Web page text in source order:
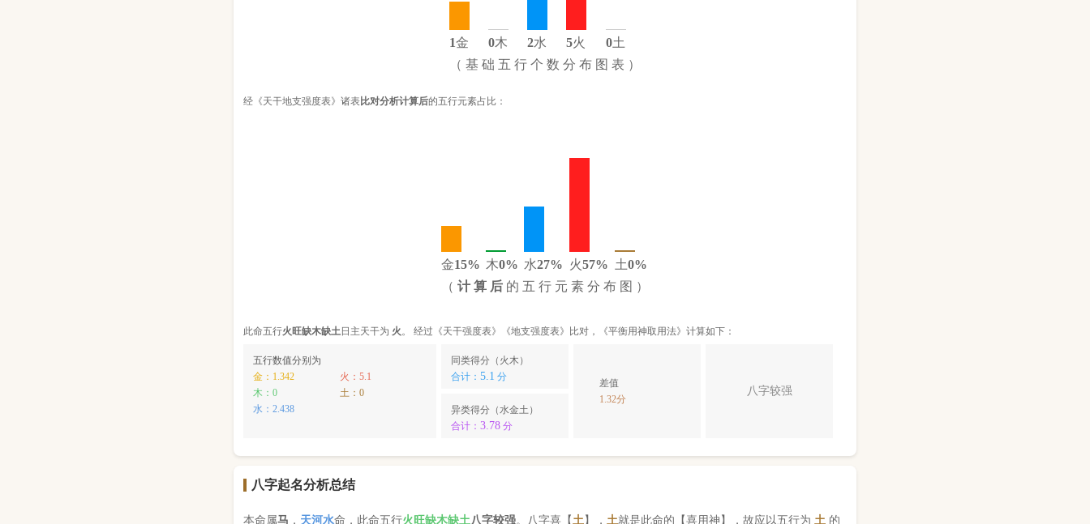
1金 0木 2水 5火 0土
（ 基 础 五 行 个 数 分 布 图 表 ）
经《天干地支强度表》诸表比对分析计算后的五行元素占比：
金15% 木0% 水27% 火57% 土0%
（ 计 算 后 的 五 行 元 素 分 布 图 ）
此命五行火旺缺木缺土日主天干为 火。 经过《天干强度表》《地支强度表》比对，《平衡用神取用法》计算如下：
五行数值分别为
金：1.342
火：5.1
木：0
土：0
水：2.438
同类得分（火木）
合计：5.1 分
异类得分（水金土）
合计：3.78 分
八字较强
差值
1.32分
八字起名分析总结
本命属马 ， 天河水命，此命五行火旺缺木缺土八字较强。八字喜【土】，土就是此命的【喜用神】，故应以五行为土 的